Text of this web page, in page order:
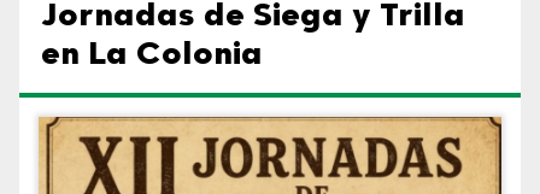
Jornadas de Siega y Trilla
en La Colonia